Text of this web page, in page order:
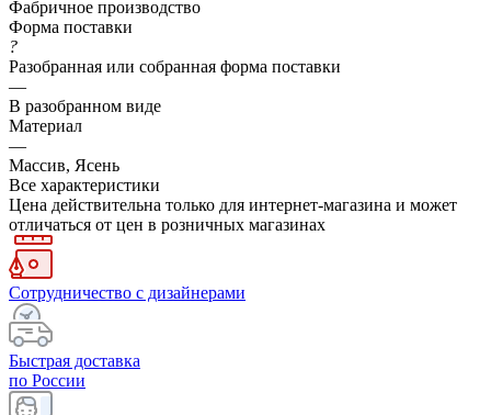
Фабричное производство
Форма поставки
?
Разобранная или собранная форма поставки
—
В разобранном виде
Материал
—
Массив, Ясень
Все характеристики
Цена действительна только для интернет-магазина и может
отличаться от цен в розничных магазинах
Сотрудничество с дизайнерами
Быстрая доставка
по России